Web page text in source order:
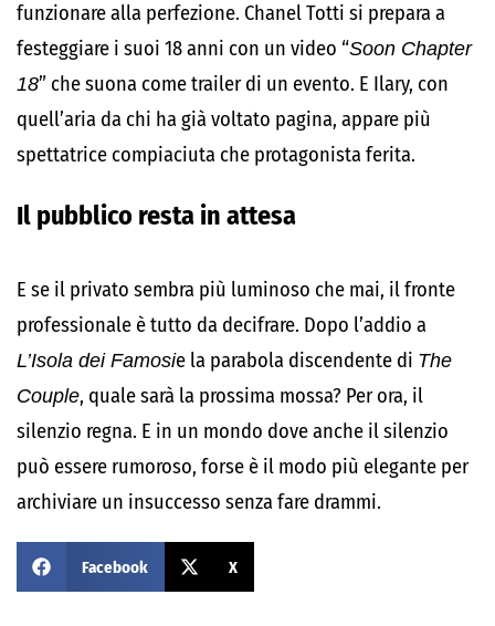
funzionare alla perfezione. Chanel Totti si prepara a
festeggiare i suoi 18 anni con un video “Soon Chapter
18” che suona come trailer di un evento. E Ilary, con
quell’aria da chi ha già voltato pagina, appare più
spettatrice compiaciuta che protagonista ferita.
Il pubblico resta in attesa
E se il privato sembra più luminoso che mai, il fronte
professionale è tutto da decifrare. Dopo l’addio a
L’Isola dei Famosie la parabola discendente di The
Couple, quale sarà la prossima mossa? Per ora, il
silenzio regna. E in un mondo dove anche il silenzio
può essere rumoroso, forse è il modo più elegante per
archiviare un insuccesso senza fare drammi.
Facebook X